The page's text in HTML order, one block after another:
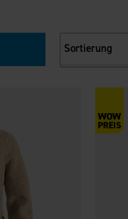
Sortierung